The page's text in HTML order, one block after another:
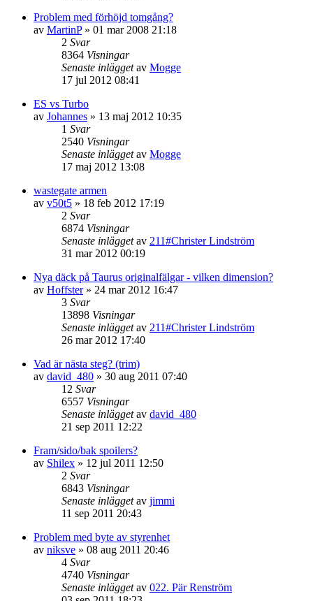
Problem med förhöjd tomgång?
av MartinP» 01 mar 2008 21:18
2 Svar
8364 Visningar
Senaste inläggetav Mogge
17 jul 2012 08:41
ES vs Turbo
av Johannes » 13 maj 2012 10:35
1 Svar
2540 Visningar
Senaste inläggetav Mogge
17 maj 2012 13:08
wastegate armen
av v50t5 » 18 feb 2012 17:19
2 Svar
6874 Visningar
Senaste inläggetav 211#Christer Lindström
31 mar 2012 00:19
Nya däck på Taurus originalfälgar - vilken dimension?
av Hoffster» 24 mar 2012 16:47
3 Svar
13898 Visningar
Senaste inläggetav 211#Christer Lindström
26 mar 2012 17:40
Vad är nästa steg? (trim)
av david_480 » 30 aug 2011 07:40
12 Svar
6557 Visningar
Senaste inläggetav david_480
21 sep 2011 12:22
Fram/sido/bak spoilers?
av Shilex » 12 jul 2011 12:50
2 Svar
6843 Visningar
Senaste inläggetav jimmi
11 sep 2011 20:43
Problem med byte av styrenhet
av niksve » 08 aug 2011 20:46
4 Svar
4740 Visningar
Senaste inläggetav 022. Pär Renström